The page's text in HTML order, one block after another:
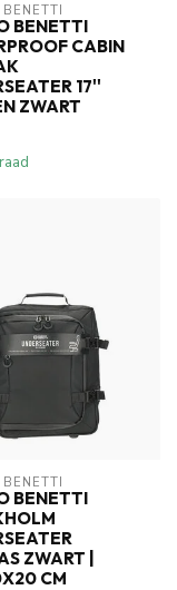
BENETTI
CABIN
17''
ZWART
BENETTI
ZWART |
CM